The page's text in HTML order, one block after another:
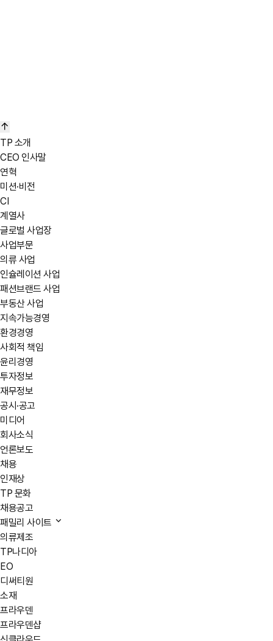
TP 소개
CEO 인사말
연혁
미션·비전
CI
계열사
글로벌 사업장
사업부문
의류 사업
인슐레이션 사업
패션브랜드 사업
부동산 사업
지속가능경영
환경경영
사회적 책임
윤리경영
투자정보
재무정보
공시·공고
미디어
회사소식
언론보도
채용
인재상
TP 문화
채용공고
패밀리 사이트
의류제조
TP나디아
EO
디써티원
소재
프라우덴
프라우덴샵